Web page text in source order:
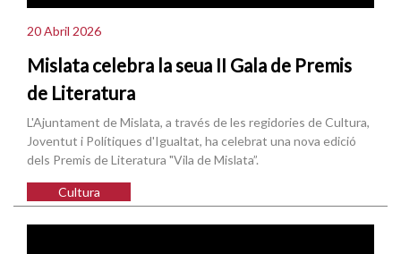
20 Abril 2026
Mislata celebra la seua II Gala de Premis
de Literatura
L'Ajuntament de Mislata, a través de les regidories de Cultura,
Joventut i Polítiques d'Igualtat, ha celebrat una nova edició
dels Premis de Literatura "Vila de Mislata”.
Cultura